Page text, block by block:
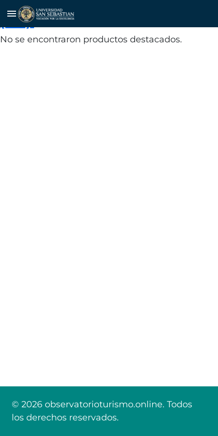
menu
Instituto Nacional de Estadísticas
(INE).
No se encontraron productos destacados.
© 2026 observatorioturismo.online. Todos
los derechos reservados.